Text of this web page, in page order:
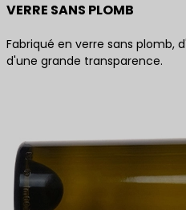
VERRE SANS PLOMB
Fabriqué en verre sans plomb,
d'une grande transparence.